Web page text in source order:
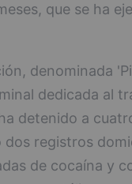
que se ha
denominada
dedicada al
detenido a
dos registros
de cocaína y